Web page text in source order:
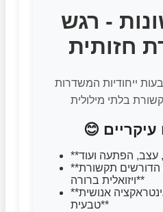
- רגש
ייחודיות המשדרות
עיקריים
**אידיאלי לפרויקטים הדורשים תקשורת
ויזואלית ברורה**
**מושלם ליצירת אינטראקציה אנושית
טבעית**